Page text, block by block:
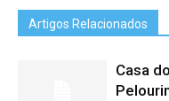
Artigos Relacionados
Casa